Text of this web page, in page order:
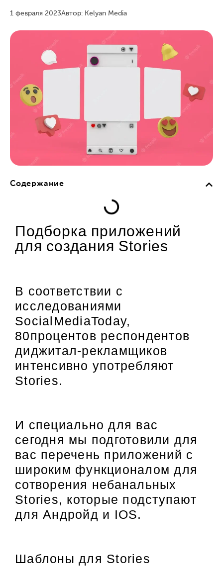
1 февраля 2023Автор: Kelyan Media
Содержание
Подборка приложений
для создания Stories
В соответствии с
исследованиями
SocialMediaToday,
80процентов респондентов
диджитал-рекламщиков
интенсивно употребляют
Stories.
И специально для вас
сегодня мы подготовили для
вас перечень приложений с
широким функционалом для
сотворения небанальных
Stories, которые подступают
для Андройд и IOS.
Шаблоны для Stories